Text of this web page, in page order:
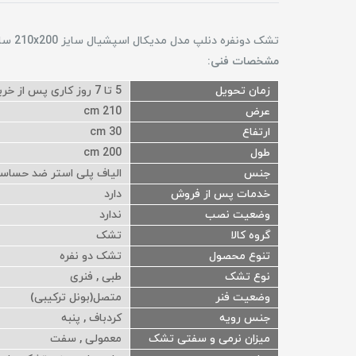
تشک دونفره دنلپ مدل مدیکال اسپشیال سایز 210x200 سانتیمتر
مشخصات فنی:
زمان تحویل
5 تا 7 روز کاری پس از خرید
عرض
210 cm
ارتفاع
30 cm
طول
200 cm
جنس
الیاف پلی استر ضد
خدمات پس از فروش
دارد
وضعیت نصب
ندارد
گروه کالا
تشک
تنوع محصول
تشک دو نفره
نوع تشک
طبی , فنری
وضعیت فنر
متصل(بونل ترکیبی)
جنس رویه
کردباف , پنبه
میزان نرمی و سفتی تشک
معمولی , سفت